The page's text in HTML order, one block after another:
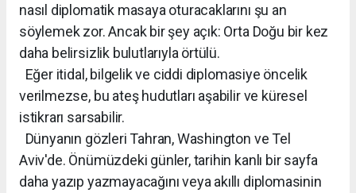
nasıl diplomatik masaya oturacaklarını şu an
söylemek zor. Ancak bir şey açık: Orta Doğu bir kez
daha belirsizlik bulutlarıyla örtülü.
Eğer itidal, bilgelik ve ciddi diplomasiye öncelik
verilmezse, bu ateş hudutları aşabilir ve küresel
istikrarı sarsabilir.
Dünyanın gözleri Tahran, Washington ve Tel
Aviv'de. Önümüzdeki günler, tarihin kanlı bir sayfa
daha yazıp yazmayacağını veya akıllı diplomasinin